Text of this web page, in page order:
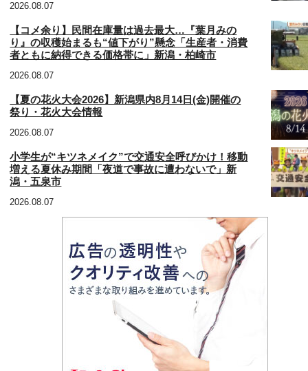
2026.08.07
【コメ余り】民間在庫量は過去最大…『葉月みの
り』の収穫始まるも“値下がり”懸念「生産者・消費
者ともに納得できる価格帯に」新潟・柏崎市
2026.08.07
【夏の花火大会2026】新潟県内8月14日(金)開催の
祭り・花火大会情報
2026.08.07
小学生が“キツネメイク”で交通安全呼びかけ！移動
増える夏休み期間「夜道で事故に遭わないで」新
潟・五泉市
2026.08.07